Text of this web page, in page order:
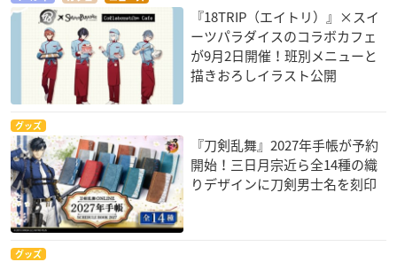
『18TRIP（エイトリ）』×スイ
ーツパラダイスのコラボカフェ
が9月2日開催！班別メニューと
描きおろしイラスト公開
グッズ
『刀剣乱舞』2027年手帳が予約
開始！三日月宗近ら全14種の織
りデザインに刀剣男士名を刻印
グッズ